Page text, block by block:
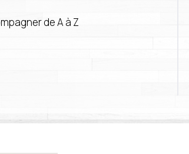
de A à Z